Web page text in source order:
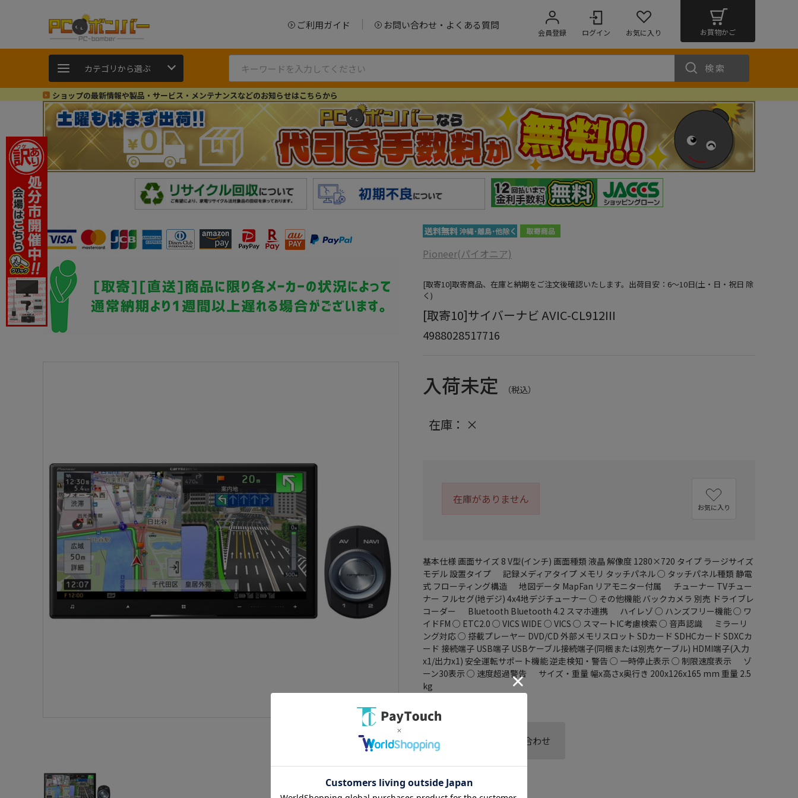
ご利用ガイド お問い合わせ・よくある質問
会員登録 ログイン お気に入り お買物かご
カテゴリから選ぶ 検索
ショップの最新情報や製品・サービス・メンテナンスなどのお知らせはこちらから
Pioneer(パイオニア)
[取寄10]取寄商品、在庫と納期をご注文後確認いたします。出荷目安：6～10日(土・日・祝日 除
く)
[取寄10]サイバーナビ AVIC-CL912III
4988028517716
入荷未定 （税込）
在庫： ×
在庫がありません
お気に入り
基本仕様 画面サイズ 8 V型(インチ) 画面種類 液晶 解像度 1280×720 タイプ ラージサイズ
モデル 設置タイプ 記録メディアタイプ メモリ タッチパネル ○ タッチパネル種類 静電
式 フローティング構造 地図データ MapFan リアモニター付属 チューナー TVチュー
ナー フルセグ(地デジ) 4x4地デジチューナー ○ その他機能 バックカメラ 別売 ドライブレ
コーダー Bluetooth Bluetooth 4.2 スマホ連携 ハイレゾ ○ ハンズフリー機能 ○ ワ
イドFM ○ ETC2.0 ○ VICS WIDE ○ VICS ○ スマートIC考慮検索 ○ 音声認識 ミラーリ
ング対応 ○ 搭載プレーヤー DVD/CD 外部メモリスロット SDカード SDHCカード SDXCカ
ード 接続端子 USB端子 USBケーブル接続端子(同梱または別売ケーブル) HDMI端子(入力
x1/出力x1) 安全運転サポート機能 逆走検知・警告 ○ 一時停止表示 ○ 制限速度表示 ゾ
ーン30表示 ○ 速度超過警告 サイズ・重量 幅x高さx奥行き 200x126x165 mm 重量 2.5
kg
この商品へのお問い合わせ